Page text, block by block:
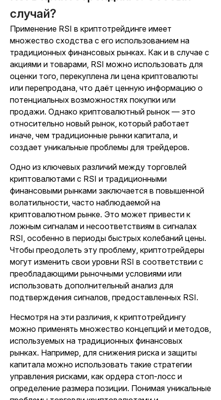
случай?
Применение RSI в криптотрейдинге имеет
множество сходства с его использованием на
традиционных финансовых рынках. Как и в случае с
акциями и товарами, RSI можно использовать для
оценки того, перекуплена ли цена криптовалюты
или перепродана, что даёт ценную информацию о
потенциальных возможностях покупки или
продажи. Однако криптовалютный рынок — это
относительно новый рынок, который работает
иначе, чем традиционные рынки капитала, и
создает уникальные проблемы для трейдеров.
Одно из ключевых различий между торговлей
криптовалютами с RSI и традиционными
финансовыми рынками заключается в повышенной
волатильности, часто наблюдаемой на
криптовалютном рынке. Это может привести к
ложным сигналам и несоответствиям в сигналах
RSI, особенно в периоды быстрых колебаний цены.
Чтобы преодолеть эту проблему, криптотрейдеры
могут изменить свои уровни RSI в соответствии с
преобладающими рыночными условиями или
использовать дополнительный анализ для
подтверждения сигналов, предоставленных RSI.
Несмотря на эти различия, к криптотрейдингу
можно применять множество концепций и методов,
используемых на традиционных финансовых
рынках. Например, для снижения риска и защиты
капитала можно использовать такие стратегии
управления рисками, как ордера стоп-лосс и
определение размера позиции. Понимая уникальные